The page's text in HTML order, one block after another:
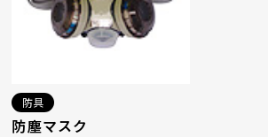
防具
防塵マスク